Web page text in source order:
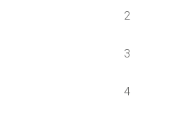
2
3
4